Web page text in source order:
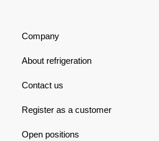
Company
About refrigeration
Contact us
Register as a customer
Open positions